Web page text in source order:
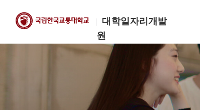
대학일자리개발
원
한국교통대학교
대학일자리개발원